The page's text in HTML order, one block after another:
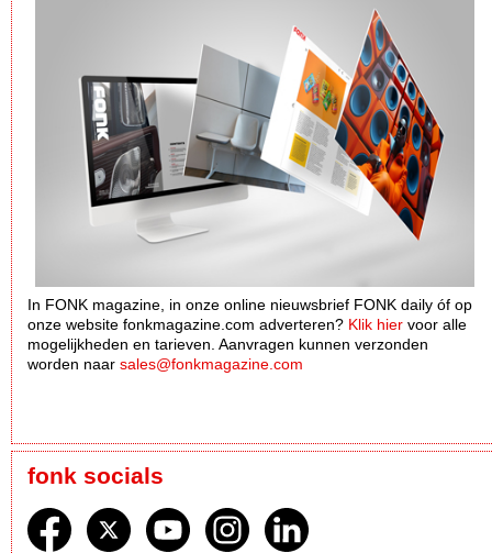
In FONK magazine, in onze online nieuwsbrief FONK daily óf op
onze website fonkmagazine.com adverteren? Klik hier voor alle
mogelijkheden en tarieven. Aanvragen kunnen verzonden
worden naar sales@fonkmagazine.com
fonk socials